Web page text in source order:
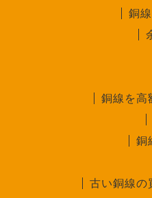
銅
銅線を高
銅
古い銅線の